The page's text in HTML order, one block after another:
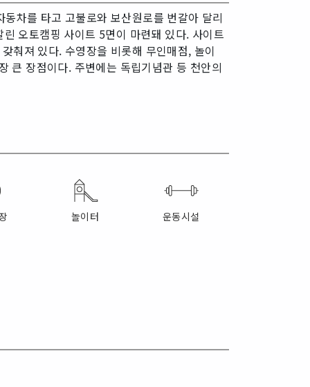
차를 타고 고불로와 보산원로를 번갈아 달리
오토캠핑 사이트 5면이 마련돼 있다. 사이트
춰져 있다. 수영장을 비롯해 무인매점, 놀이
큰 장점이다. 주변에는 독립기념관 등 천안의
놀이터 운동시설